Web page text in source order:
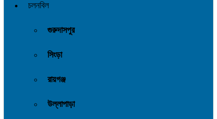
চলনবিল
গুরুদাসপুর
সিংড়া
রায়গঞ্জ
উল্লাপাড়া